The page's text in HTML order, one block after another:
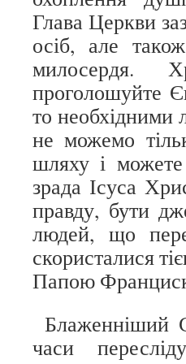
Глава Церкви
осіб, але
милосердя.
проголошуйте
то необхідними
не можемо
шляху і
зрада Ісуса
правду, бути
людей, що
скористалися
Папою
Блаженніший
часи